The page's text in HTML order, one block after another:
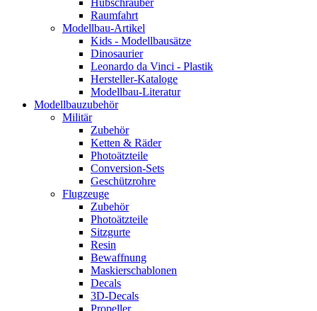
Hubschrauber
Raumfahrt
Modellbau-Artikel
Kids - Modellbausätze
Dinosaurier
Leonardo da Vinci - Plastik
Hersteller-Kataloge
Modellbau-Literatur
Modellbauzubehör
Militär
Zubehör
Ketten & Räder
Photoätzteile
Conversion-Sets
Geschützrohre
Flugzeuge
Zubehör
Photoätzteile
Sitzgurte
Resin
Bewaffnung
Maskierschablonen
Decals
3D-Decals
Propeller